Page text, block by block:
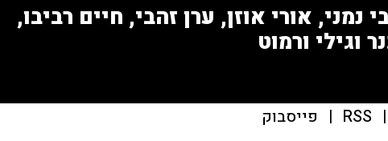
אורי אוזן, ערן זהבי, חיים רביבו,
וגילי ורמוט
|
RSS
| פייסבוק